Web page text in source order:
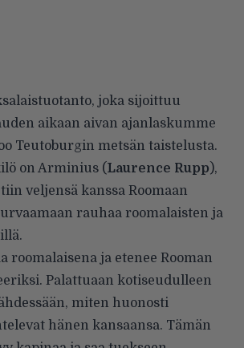
joka sijoittuu
aikaan aivan ajanlaskumme
Teutoburgin metsän taistelusta.
on Arminius (Laurence Rupp ),
veljensä kanssa Roomaan
rauhaa roomalaisten ja
roomalaisena ja etenee Rooman
Palattuaan kotiseudulleen
miten huonosti
hänen kansaansa. Tämän